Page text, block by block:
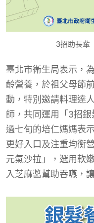
3招助長輩
臺北市衛生局表示，
齡營養，於祖父母節
動，特別邀請料理達
師，共同運用「3招
過七旬的培仁媽媽表
更好入口及注重均衡
元氣沙拉」，選用軟
入芝麻醬幫助吞嚥，